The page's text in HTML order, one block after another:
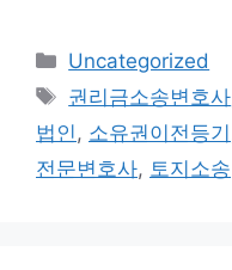
Categories
Uncategorized
Tags
권리금소송변호사
법인 , 소유권이전등기
전문변호사, 토지소송